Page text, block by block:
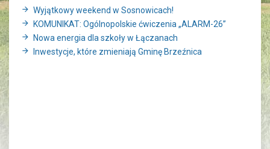
Wyjątkowy weekend w Sosnowicach!
KOMUNIKAT: Ogólnopolskie ćwiczenia „ALARM-26”
Nowa energia dla szkoły w Łączanach
Inwestycje, które zmieniają Gminę Brzeźnica